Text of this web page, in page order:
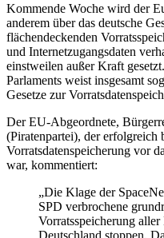
Kommende Woche wird der
anderem über das deutsche
flächendeckenden
und Internetzugangsdaten
einstweilen außer Kraft
Parlaments weist insgesamt
Gesetze zur
Der EU-Abgeordnete,
(Piratenpartei), der erfolgreich
Vorratsdatenspeicherung vor
war, kommentiert:
„Die Klage der
SPD verbrochene
Vorratsspeicherung
Deutschland stoppen.